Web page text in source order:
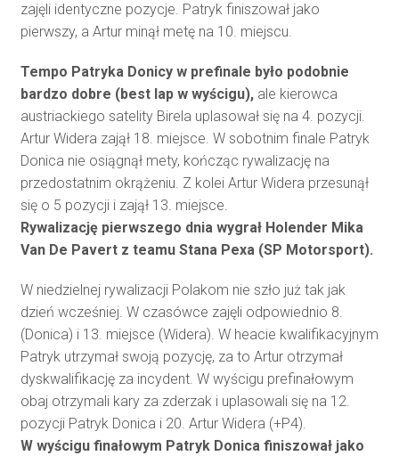
zajęli identyczne pozycje. Patryk finiszował jako
pierwszy, a Artur minął metę na 10. miejscu.
Tempo Patryka Donicy w prefinale było podobnie
bardzo dobre (best lap w wyścigu), ale kierowca
austriackiego satelity Birela uplasował się na 4. pozycji.
Artur Widera zajął 18. miejsce. W sobotnim finale Patryk
Donica nie osiągnął mety, kończąc rywalizację na
przedostatnim okrążeniu. Z kolei Artur Widera przesunął
się o 5 pozycji i zajął 13. miejsce.
Rywalizację pierwszego dnia wygrał Holender Mika
Van De Pavert z teamu Stana Pexa (SP Motorsport).
W niedzielnej rywalizacji Polakom nie szło już tak jak
dzień wcześniej. W czasówce zajęli odpowiednio 8.
(Donica) i 13. miejsce (Widera). W heacie kwalifikacyjnym
Patryk utrzymał swoją pozycję, za to Artur otrzymał
dyskwalifikację za incydent. W wyścigu prefinałowym
obaj otrzymali kary za zderzak i uplasowali się na 12.
pozycji Patryk Donica i 20. Artur Widera (+P4).
W wyścigu finałowym Patryk Donica finiszował jako